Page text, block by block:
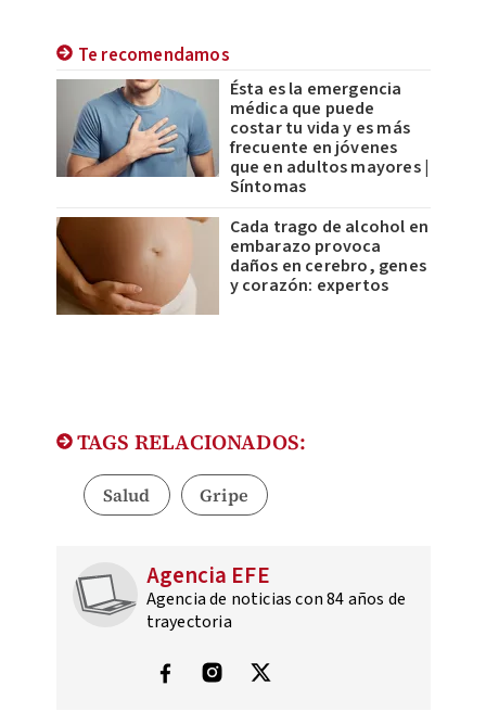
Te recomendamos
Ésta es la emergencia
médica que puede
costar tu vida y es más
frecuente en jóvenes
que en adultos mayores |
Síntomas
Cada trago de alcohol en
embarazo provoca
daños en cerebro, genes
y corazón: expertos
TAGS RELACIONADOS:
Salud Gripe
Agencia EFE
Agencia de noticias con 84 años de
trayectoria